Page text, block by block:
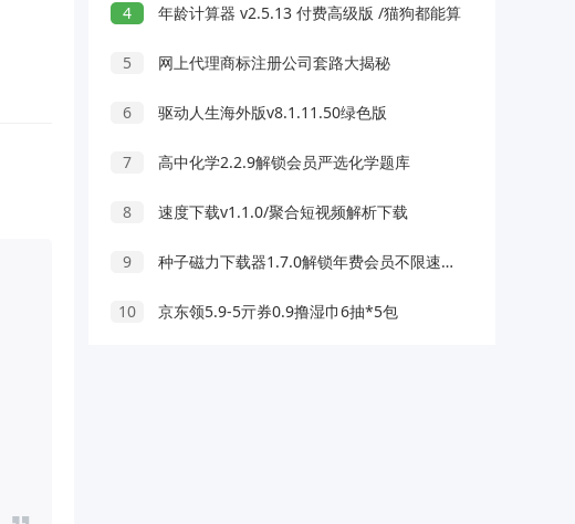
4 年龄计算器 v2.5.13 付费高级版 /猫狗都能算
5 网上代理商标注册公司套路大揭秘
6 驱动人生海外版v8.1.11.50绿色版
7 高中化学2.2.9解锁会员严选化学题库
8 速度下载v1.1.0/聚合短视频解析下载
9 种子磁力下载器1.7.0解锁年费会员不限速下载
10 京东领5.9-5亓券0.9撸湿巾6抽*5包